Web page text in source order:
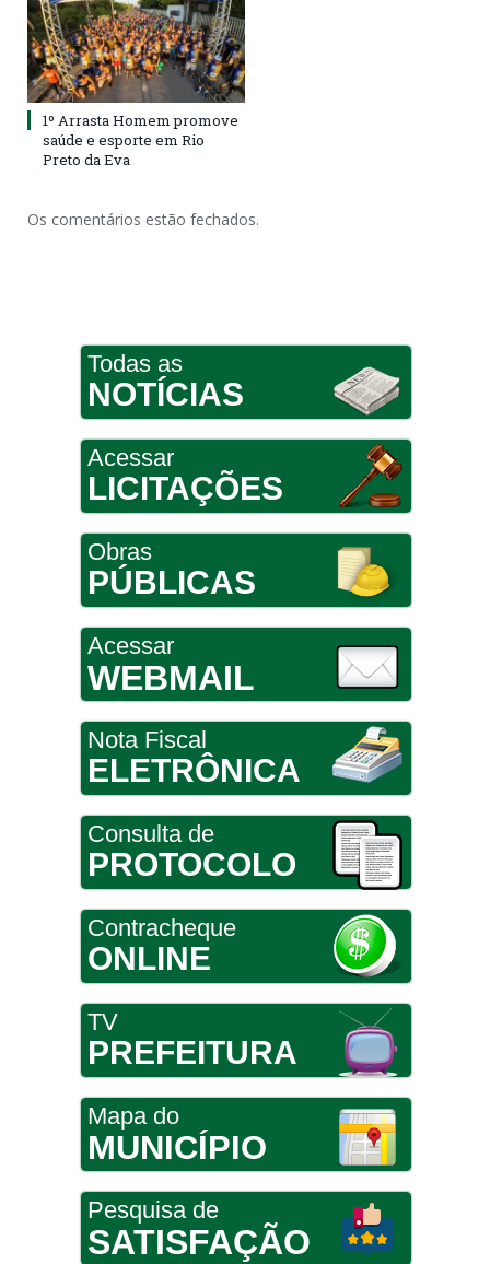
1º Arrasta Homem promove
saúde e esporte em Rio
Preto da Eva
Os comentários estão fechados.
Todas as
NOTÍCIAS
Acessar
LICITAÇÕES
Obras
PÚBLICAS
Acessar
WEBMAIL
Nota Fiscal
ELETRÔNICA
Consulta de
PROTOCOLO
Contracheque
ONLINE
TV
PREFEITURA
Mapa do
MUNICÍPIO
Pesquisa de
SATISFAÇÃO